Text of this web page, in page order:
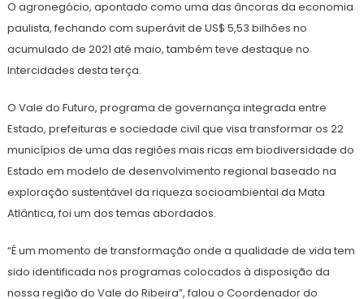
O agronegócio, apontado como uma das âncoras da economia
paulista, fechando com superávit de US$ 5,53 bilhões no
acumulado de 2021 até maio, também teve destaque no
Intercidades desta terça.
O Vale do Futuro, programa de governança integrada entre
Estado, prefeituras e sociedade civil que visa transformar os 22
municípios de uma das regiões mais ricas em biodiversidade do
Estado em modelo de desenvolvimento regional baseado na
exploração sustentável da riqueza socioambiental da Mata
Atlântica, foi um dos temas abordados.
“É um momento de transformação onde a qualidade de vida tem
sido identificada nos programas colocados à disposição da
nossa região do Vale do Ribeira”, falou o Coordenador do